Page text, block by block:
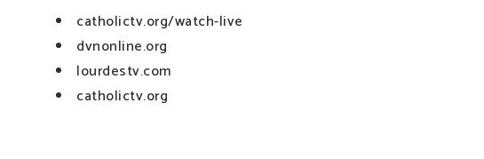
catholictv.org/watch-live
dvnonline.org
lourdestv.com
catholictv.org